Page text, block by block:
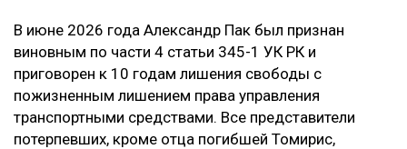
В июне 2026 года Александр Пак был признан
виновным по части 4 статьи 345-1 УК РК и
приговорен к 10 годам лишения свободы с
пожизненным лишением права управления
транспортными средствами. Все представители
потерпевших, кроме отца погибшей Томирис,